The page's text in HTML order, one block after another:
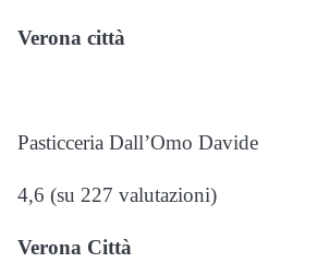
Verona città
Pasticceria Dall’Omo Davide
4,6 (su 227 valutazioni)
Verona Città